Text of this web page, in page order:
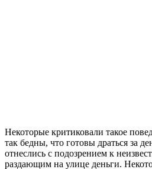
Некоторые критиковали такое
так бедны, что готовы драться за
отнеслись с подозрением к
раздающим на улице деньги.